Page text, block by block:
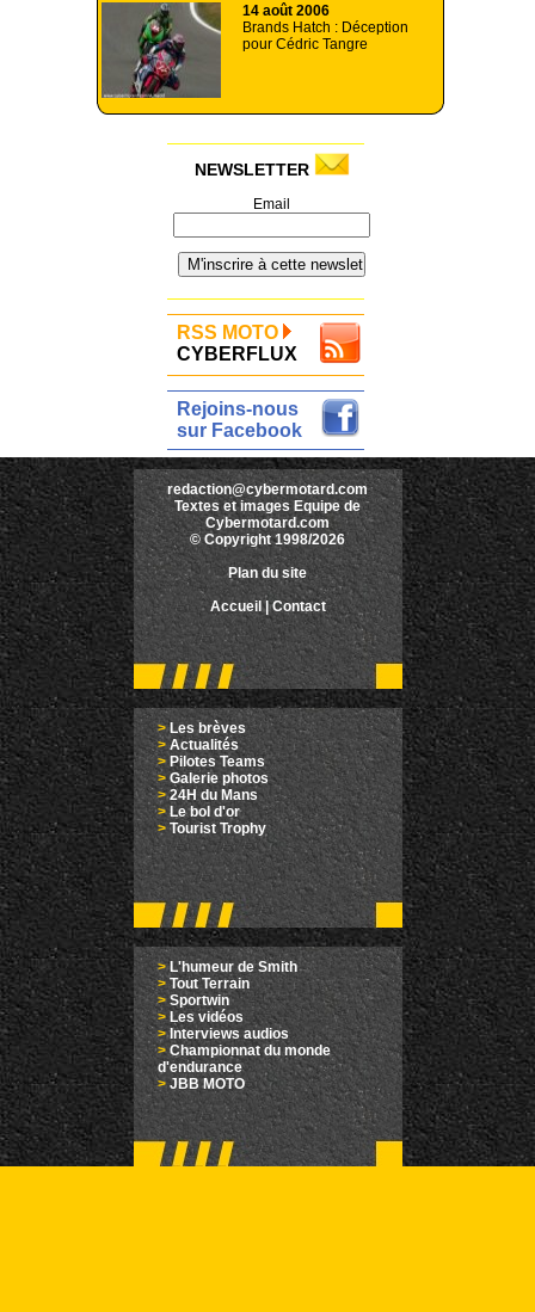
14 août 2006
Brands Hatch : Déception
pour Cédric Tangre
NEWSLETTER
Email
RSS MOTO
CYBERFLUX
Rejoins-nous
sur Facebook
redaction@cybermotard.com
Textes et images Equipe de
Cybermotard.com
© Copyright 1998/2026
Plan du site
Accueil|Contact
>Les brèves
>Actualités
> Pilotes Teams
>Galerie photos
>24H du Mans
>Le bol d'or
> Tourist Trophy
>L'humeur de Smith
>Tout Terrain
> Sportwin
>Les vidéos
>Interviews audios
>Championnat du monde
d'endurance
> JBB MOTO